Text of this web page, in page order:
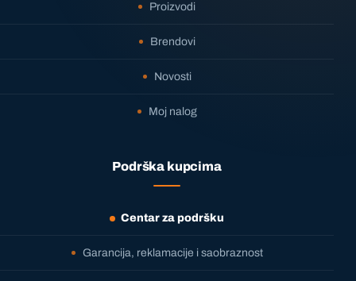
Proizvodi
Brendovi
Novosti
Moj nalog
Podrška kupcima
Centar za podršku
Garancija, reklamacije i saobraznost